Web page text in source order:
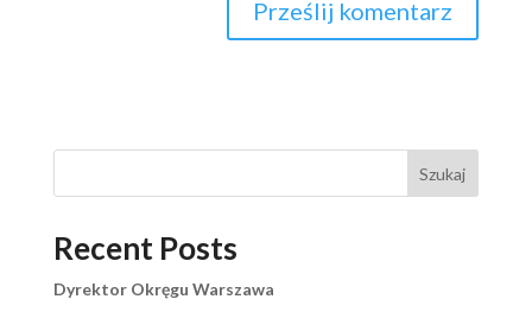
Szukaj
Recent Posts
Dyrektor Okręgu Warszawa